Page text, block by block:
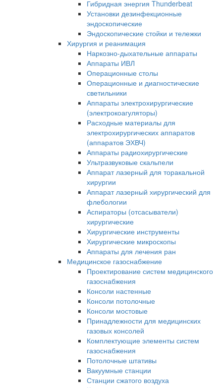
Гибридная энергия Thunderbeat
Установки дезинфекционные
эндоскопические
Эндоскопические стойки и тележки
Хирургия и реанимация
Наркозно-дыхательные аппараты
Аппараты ИВЛ
Операционные столы
Операционные и диагностические
светильники
Аппараты электрохирургические
(электрокоагуляторы)
Расходные материалы для
электрохирургических аппаратов
(аппаратов ЭХВЧ)
Аппараты радиохирургические
Ультразвуковые скальпели
Аппарат лазерный для торакальной
хирургии
Аппарат лазерный хирургический для
флебологии
Аспираторы (отсасыватели)
хирургические
Хирургические инструменты
Хирургические микроскопы
Аппараты для лечения ран
Медицинское газоснабжение
Проектирование систем медицинского
газоснабжения
Консоли настенные
Консоли потолочные
Консоли мостовые
Принадлежности для медицинских
газовых консолей
Комплектующие элементы систем
газоснабжения
Потолочные штативы
Вакуумные станции
Станции сжатого воздуха